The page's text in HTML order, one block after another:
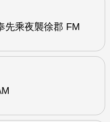
先乘夜襲徐郡 FM